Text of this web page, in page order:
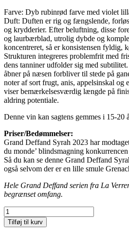
Farve: Dyb rubinrød farve med violet
Duft: Duften er rig og fængslende,
og krydderier. Efter beluftning, disse
og laurbærblad, utrolig dybde og
koncentreret, så er konsistensen fyldig,
Strukturen integreres problemfrit med
dens tanniner udfolder sig med
åbner på næsen forbliver til stede på
noter af sort frugt, anis, appelsinskal og
viser bemærkelsesværdig længde på
aldring potentiale.
Denne vin kan sagtens gemmes i 15-20
Priser/Bedømmelser:
Grand Deffand Syrah 2023 har
du monde’ blindsmagning
Så du kan se denne Grand Deffand
også selvom der er en lille smule
Hele Grand Deffand serien fra La
begrænset omfang.
Château
La
Verrerie
Tilføj til kurv